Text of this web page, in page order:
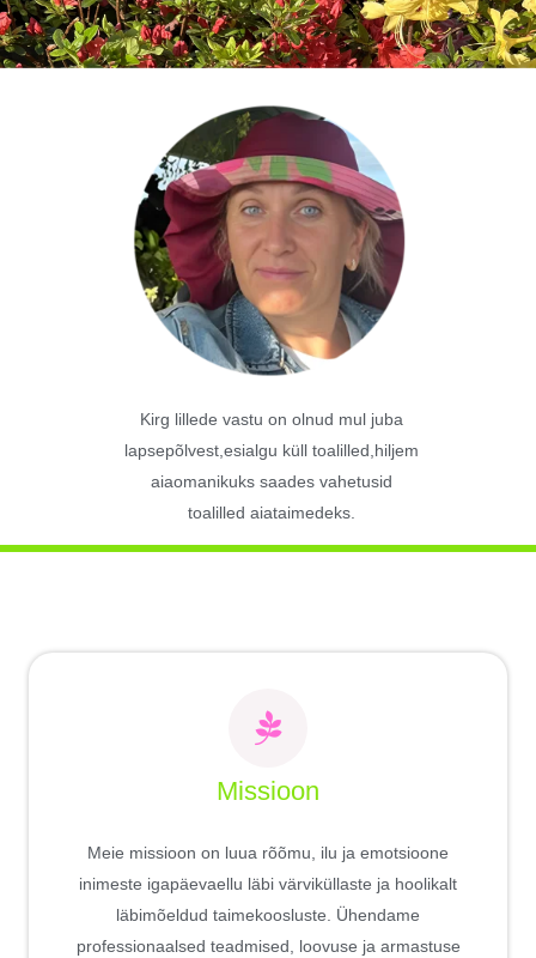
Kirg lillede vastu on olnud mul juba
lapsepõlvest,esialgu küll toalilled,hiljem
aiaomanikuks saades vahetusid
toalilled aiataimedeks.
Missioon
Meie missioon on luua rõõmu, ilu ja emotsioone
inimeste igapäevaellu läbi värviküllaste ja hoolikalt
läbimõeldud taimekoosluste. Ühendame
professionaalsed teadmised, loovuse ja armastuse